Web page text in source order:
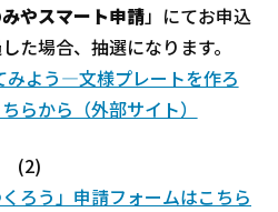
やスマート申請」にてお申込
た場合、抽選になります。
みよう―文様プレートを作ろ
らから（外部サイト）
(2)
ろう」申請フォームはこちら